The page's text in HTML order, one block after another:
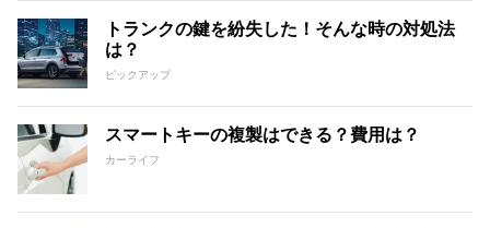
トランクの鍵を紛失した！そんな時の対処法
は？
ピックアップ
スマートキーの複製はできる？費用は？
カーライフ